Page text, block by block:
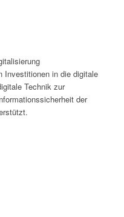
Investitionen in die digitale
Technik zur
der